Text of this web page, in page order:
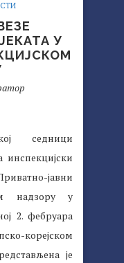
У
седници
инспекцијски
јавни
надзору у
2. фебруара
корејском
је